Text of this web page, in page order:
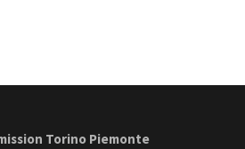
Torino Piemonte